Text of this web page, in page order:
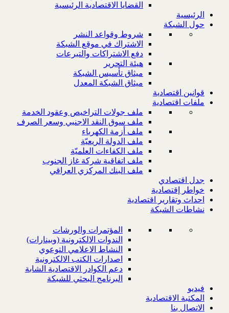
القضايا الاقتصادية الرئيسية
الرئيسية
حول الشبكة
شروط وقواعد النشر
الاشتراك في موقع الشبكة
دفع الاشتراكات والتبرعات
هيئة التحرير
ميثاق تأسيس الشبكة
ميثاق الشبكة المعدل
قوانين اقتصادية
ملفات اقتصادية
ملف جولات التراخيص وعقود الخدمة
ملف سوق النقد الاجنبي وسعر الصرف
ملف أزمة الكهرباء
ملف الدولة الريعيّة
ملف الكفاءات العلميّة
ملف اتفاقية شركة غاز الجنوب
ملف البنك المركزي العراقي
جدل اقتصادي
خواطر إقتصادية
احداث وتقارير اقتصادية
نشاطات الشبكة
المؤتمرات والورشات
الندوات الالكترونية (وبينارات)
النشاط الاعلامي التوعوي
اصدارات الكتب الالكترونية
دعم الكوادر الاقتصادية الشابة
البرنامج البحثي للشبكة
فيديو
المكتبة الاقتصادية
الاتصال بنا